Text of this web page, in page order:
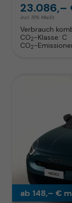
23.086,–
incl. 19% MwSt.
Verbrauch
CO2-Klasse: C
CO2-
ab 148,– €